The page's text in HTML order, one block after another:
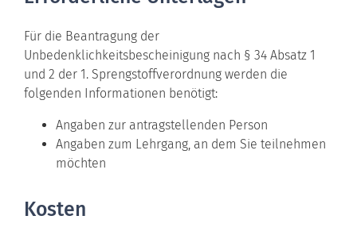
Für die Beantragung der
Unbedenklichkeitsbescheinigung nach § 34 Absatz 1
und 2 der 1. Sprengstoffverordnung werden die
folgenden Informationen benötigt:
Angaben zur antragstellenden Person
Angaben zum Lehrgang, an dem Sie teilnehmen
möchten
Kosten